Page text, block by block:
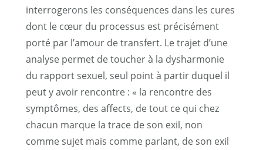
interrogerons les conséquences dans les cures
dont le cœur du processus est précisément
porté par l’amour de transfert. Le trajet d’une
analyse permet de toucher à la dysharmonie
du rapport sexuel, seul point à partir duquel il
peut y avoir rencontre : « la rencontre des
symptômes, des affects, de tout ce qui chez
chacun marque la trace de son exil, non
comme sujet mais comme parlant, de son exil